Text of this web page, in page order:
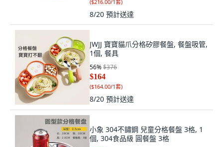
($216.00/1套)
8/20 預計送達
JWJJ 寶寶貓爪分格矽膠餐盤, 餐盤吸管,
1個, 餐具
56%$376
$164
($164.00/1套)
8/20 預計送達
小象 304不鏽鋼 兒童分格餐盤 3格, 1
個, 304食品級 圓餐盤 3格